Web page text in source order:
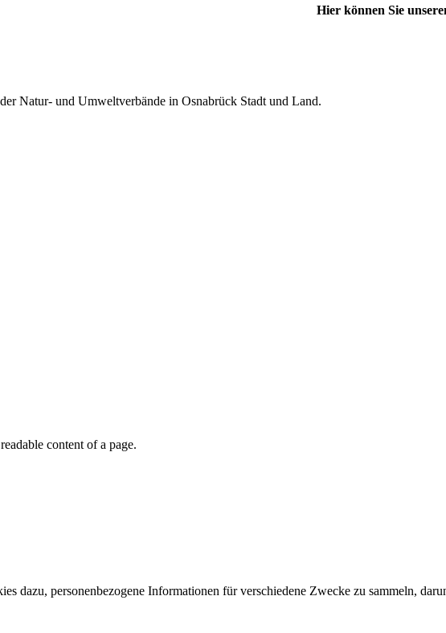
Hier können Sie
Natur- und Umweltverbände in Osnabrück Stadt und Land.
content of a page.
dazu, personenbezogene Informationen für verschiedene Zwecke zu sammeln,